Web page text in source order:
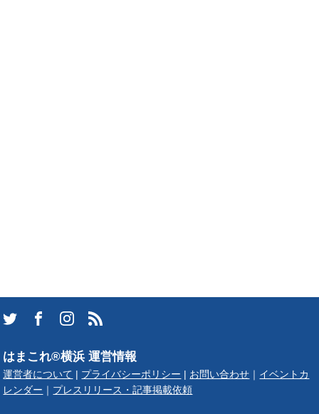
はまこれ®横浜 運営情報
運営者について プライバシーポリシー お問い合わせ
イベントカ
レンダー
プレスリリース・記事掲載依頼